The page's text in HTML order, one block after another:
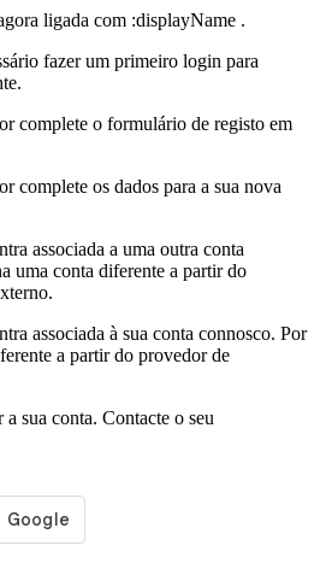
ligada com :displayName .
fazer um primeiro login para
complete o formulário de registo em
complete os dados para a sua nova
associada a uma outra conta
uma conta diferente a partir do
associada à sua conta connosco. Por
a partir do provedor de
sua conta. Contacte o seu